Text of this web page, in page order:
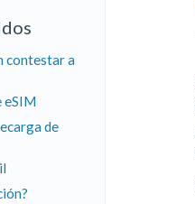
contestar a
eSIM
de